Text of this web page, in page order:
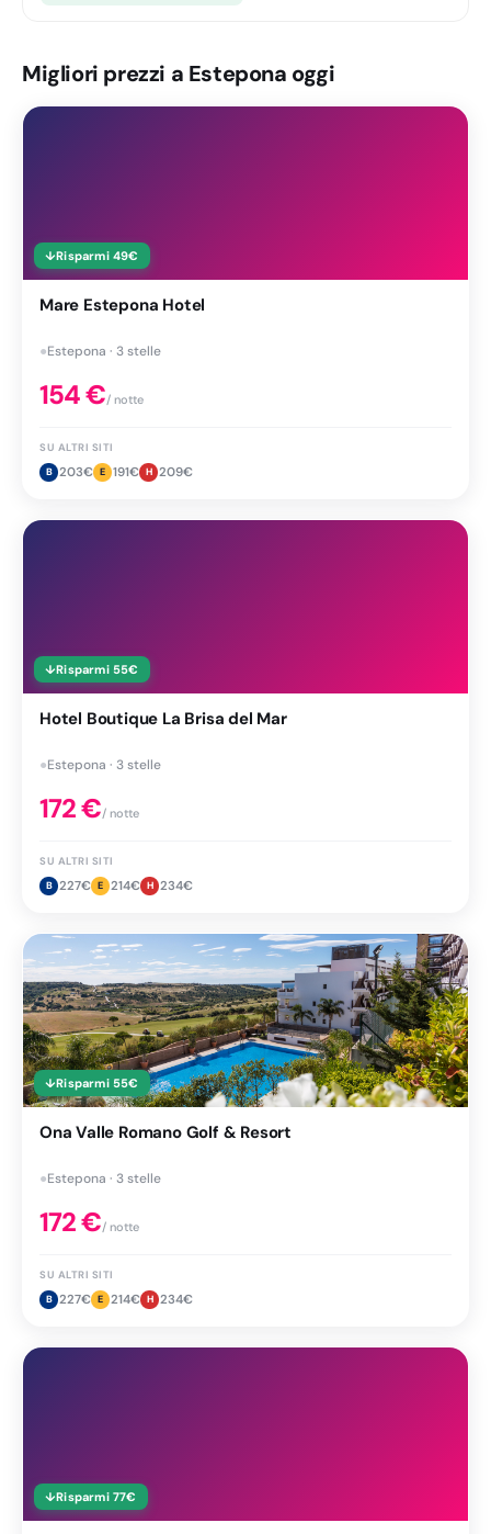
Migliori prezzi a Estepona oggi
↓Risparmi 49€
Mare Estepona Hotel
●Estepona · 3 stelle
154€/ notte
SU ALTRI SITI
B 203€ E 191€ H 209€
↓Risparmi 55€
Hotel Boutique La Brisa del Mar
●Estepona · 3 stelle
172€/ notte
SU ALTRI SITI
B 227€ E 214€ H 234€
↓Risparmi 55€
Ona Valle Romano Golf & Resort
●Estepona · 3 stelle
172€/ notte
SU ALTRI SITI
B 227€ E 214€ H 234€
↓Risparmi 77€